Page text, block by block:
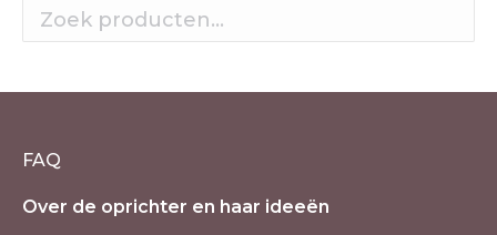
FAQ
Over de oprichter en haar ideeën